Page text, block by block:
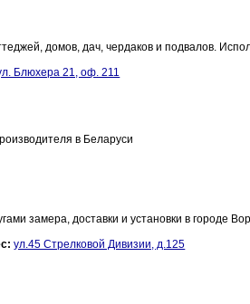
домов, дач, чердаков и подвалов.
Блюхера 21, оф. 211
в Беларуси
замера, доставки и установки в городе
ул.45 Стрелковой Дивизии, д.125